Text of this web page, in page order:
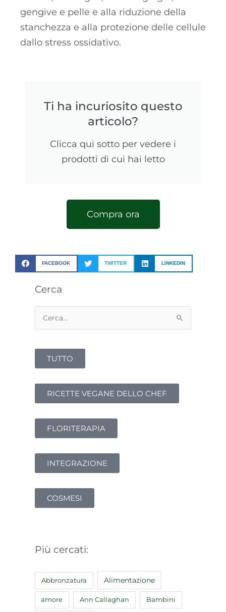
gengive e pelle e alla riduzione della
stanchezza e alla protezione delle cellule
dallo stress ossidativo.
Ti ha incuriosito questo
articolo?
Clicca qui sotto per vedere i
prodotti di cui hai letto
Compra ora
FACEBOOK TWITTER LINKEDIN
Cerca
Cerca:
TUTTO
RICETTE VEGANE DELLO CHEF
FLORITERAPIA
INTEGRAZIONE
COSMESI
Più cercati:
Abbronzatura Alimentazione
amore Ann Callaghan Bambini